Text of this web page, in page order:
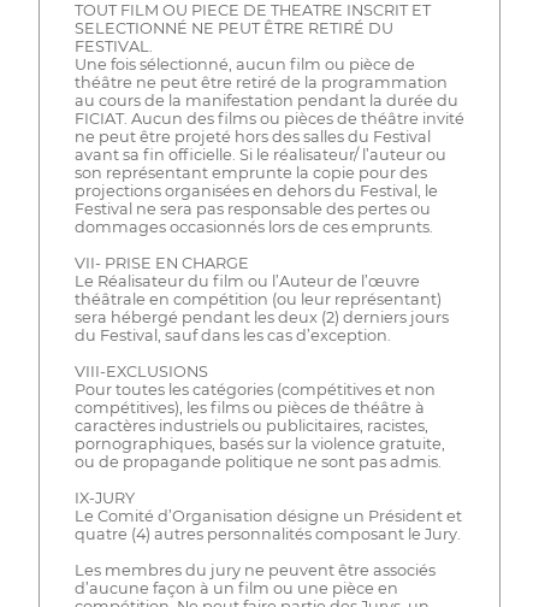
TOUT FILM OU PIECE DE THEATRE INSCRIT ET
SELECTIONNÉ NE PEUT ÊTRE RETIRÉ DU
FESTIVAL.
Une fois sélectionné, aucun film ou pièce de
théâtre ne peut être retiré de la programmation
au cours de la manifestation pendant la durée du
FICIAT. Aucun des films ou pièces de théâtre invité
ne peut être projeté hors des salles du Festival
avant sa fin officielle. Si le réalisateur/ l’auteur ou
son représentant emprunte la copie pour des
projections organisées en dehors du Festival, le
Festival ne sera pas responsable des pertes ou
dommages occasionnés lors de ces emprunts.
VII- PRISE EN CHARGE
Le Réalisateur du film ou l’Auteur de l’œuvre
théâtrale en compétition (ou leur représentant)
sera hébergé pendant les deux (2) derniers jours
du Festival, sauf dans les cas d’exception.
VIII-EXCLUSIONS
Pour toutes les catégories (compétitives et non
compétitives), les films ou pièces de théâtre à
caractères industriels ou publicitaires, racistes,
pornographiques, basés sur la violence gratuite,
ou de propagande politique ne sont pas admis.
IX-JURY
Le Comité d’Organisation désigne un Président et
quatre (4) autres personnalités composant le Jury.
Les membres du jury ne peuvent être associés
d’aucune façon à un film ou une pièce en